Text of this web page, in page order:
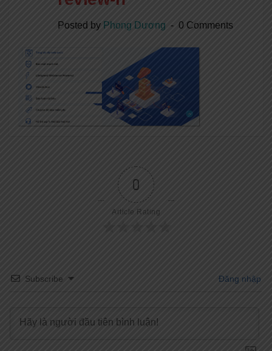
Posted by Phong Dương 0 Comments
0
Article Rating
Subscribe Đăng nhập